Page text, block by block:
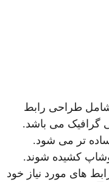
طراحی رابط
گرافیک می باشد.
تر می شود.
کشیده شوند.
های مورد نیاز خود